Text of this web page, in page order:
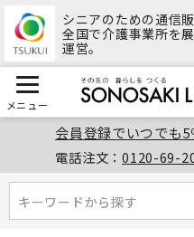
シニアのための通信販
全国で介護事業所を
運営。
メニュー
会員登録でいつでも5
電話注文：0120-69-
キーワードから探す
キーワードから探す